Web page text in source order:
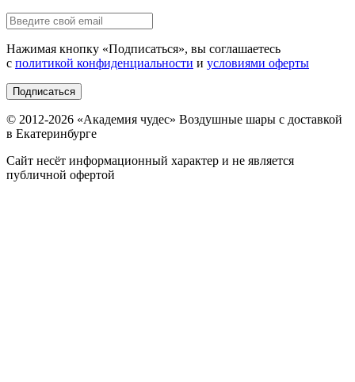
Нажимая кнопку «Подписаться», вы соглашаетесь
с политикой конфиденциальности и условиями оферты
Подписаться
© 2012-2026 «Академия чудес» Воздушные шары с доставкой
в Екатеринбурге
Сайт несёт информационный характер и не является
публичной офертой